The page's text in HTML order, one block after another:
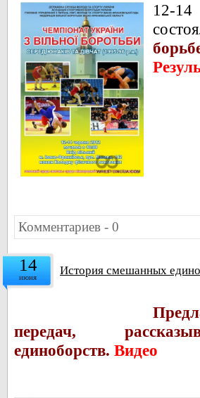
12-
Комментариев - 0
14
июня История смешанных
передач,
единоборств. Видео